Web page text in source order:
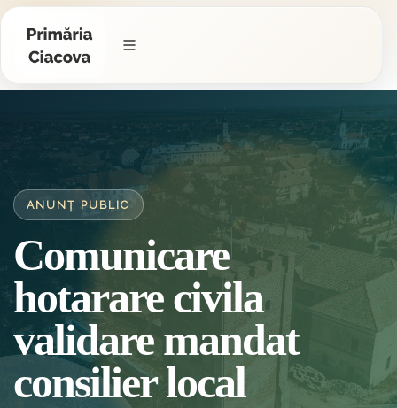
ANUNȚ PUBLIC
Comunicare
hotarare civila
validare mandat
consilier local